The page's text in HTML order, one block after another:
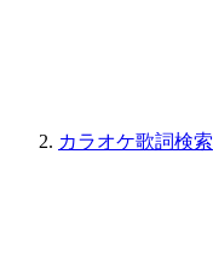
カラオケ歌詞検索